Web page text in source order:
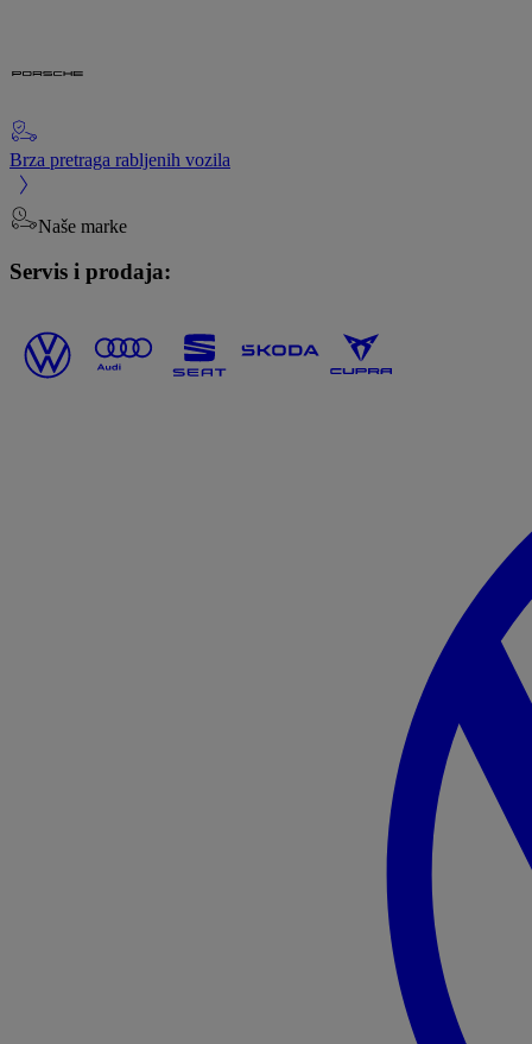
Brza pretraga rabljenih vozila
Naše marke
Servis i prodaja: